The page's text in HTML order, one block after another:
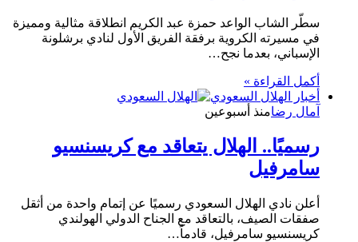
سطّر الشاب الواعد حمزة عبد الكريم انطلاقة مثالية ومميزة
في مسيرته الكروية برفقة الفريق الأول لنادي برشلونة
الإسباني، بعدما نجح…
أكمل القراءة »
أخبار الهلال السعودي
آمال رضامنذ أسبوعين
رسميًا.. الهلال يتعاقد مع كريسنسيو
سامرفيل
أعلن نادي الهلال السعودي رسميًا عن إتمام واحدة من أثقل
صفقات الصيف، بالتعاقد مع الجناح الدولي الهولندي
كريسنسيو سامرفيل، قادماً…